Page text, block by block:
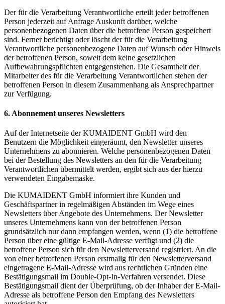
Der für die Verarbeitung Verantwortliche erteilt jeder betroffenen
Person jederzeit auf Anfrage Auskunft darüber, welche
personenbezogenen Daten über die betroffene Person gespeichert
sind. Ferner berichtigt oder löscht der für die Verarbeitung
Verantwortliche personenbezogene Daten auf Wunsch oder Hinweis
der betroffenen Person, soweit dem keine gesetzlichen
Aufbewahrungspflichten entgegenstehen. Die Gesamtheit der
Mitarbeiter des für die Verarbeitung Verantwortlichen stehen der
betroffenen Person in diesem Zusammenhang als Ansprechpartner
zur Verfügung.
6. Abonnement unseres Newsletters
Auf der Internetseite der KUMAIDENT GmbH wird den
Benutzern die Möglichkeit eingeräumt, den Newsletter unseres
Unternehmens zu abonnieren. Welche personenbezogenen Daten
bei der Bestellung des Newsletters an den für die Verarbeitung
Verantwortlichen übermittelt werden, ergibt sich aus der hierzu
verwendeten Eingabemaske.
Die KUMAIDENT GmbH informiert ihre Kunden und
Geschäftspartner in regelmäßigen Abständen im Wege eines
Newsletters über Angebote des Unternehmens. Der Newsletter
unseres Unternehmens kann von der betroffenen Person
grundsätzlich nur dann empfangen werden, wenn (1) die betroffene
Person über eine gültige E-Mail-Adresse verfügt und (2) die
betroffene Person sich für den Newsletterversand registriert. An die
von einer betroffenen Person erstmalig für den Newsletterversand
eingetragene E-Mail-Adresse wird aus rechtlichen Gründen eine
Bestätigungsmail im Double-Opt-In-Verfahren versendet. Diese
Bestätigungsmail dient der Überprüfung, ob der Inhaber der E-Mail-
Adresse als betroffene Person den Empfang des Newsletters